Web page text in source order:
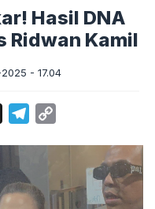
Hasil DNA
Ridwan Kamil
- 17.04
Telegram